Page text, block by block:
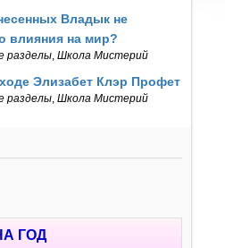
Владык не
влияния на мир?
разделы ,Школа Мистерий
Элизабет Клэр Профет
разделы ,Школа Мистерий
ГОД